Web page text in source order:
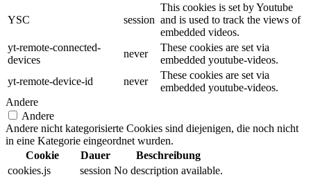
YSC session
This cookies is set by Youtube
and is used to track the views of
embedded videos.
yt-remote-connected-
devices
never
These cookies are set via
embedded youtube-videos.
yt-remote-device-id
never
These cookies are set via
embedded youtube-videos.
Andere
Andere
Andere nicht kategorisierte Cookies sind diejenigen, die noch nicht
in eine Kategorie eingeordnet wurden.
Cookie
Dauer
Beschreibung
cookies.js
session No description available.